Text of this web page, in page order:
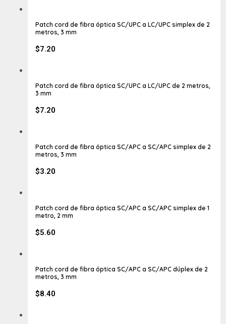
Patch cord de fibra óptica SC/UPC a LC/UPC simplex de 2
metros, 3 mm
$7.20
Patch cord de fibra óptica SC/UPC a LC/UPC de 2 metros,
3 mm
$7.20
Patch cord de fibra óptica SC/APC a SC/APC simplex de 2
metros, 3 mm
$3.20
Patch cord de fibra óptica SC/APC a SC/APC simplex de 1
metro, 2 mm
$5.60
Patch cord de fibra óptica SC/APC a SC/APC dúplex de 2
metros, 3 mm
$8.40